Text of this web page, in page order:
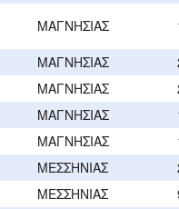
ΜΑΓΝΗΣΙΑΣ
ΜΑΓΝΗΣΙΑΣ
ΜΑΓΝΗΣΙΑΣ
ΜΑΓΝΗΣΙΑΣ
ΜΑΓΝΗΣΙΑΣ
ΜΕΣΣΗΝΙΑΣ
ΜΕΣΣΗΝΙΑΣ